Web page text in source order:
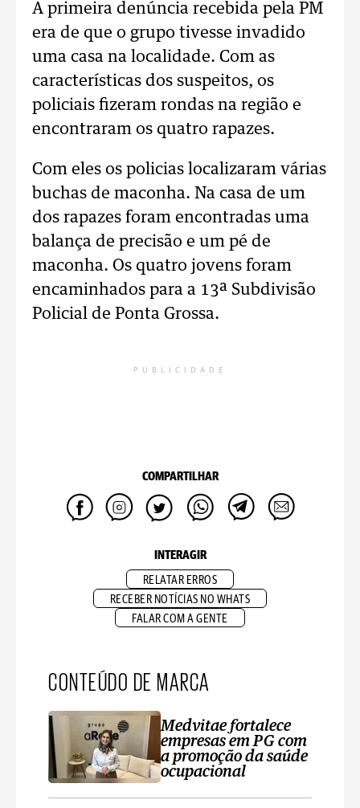
A primeira denúncia recebida pela PM
era de que o grupo tivesse invadido
uma casa na localidade. Com as
características dos suspeitos, os
policiais fizeram rondas na região e
encontraram os quatro rapazes.
Com eles os policias localizaram várias
buchas de maconha. Na casa de um
dos rapazes foram encontradas uma
balança de precisão e um pé de
maconha. Os quatro jovens foram
encaminhados para a 13ª Subdivisão
Policial de Ponta Grossa.
PUBLICIDADE
COMPARTILHAR
INTERAGIR
RELATAR ERROS
RECEBER NOTÍCIAS NO WHATS
FALAR COM A GENTE
CONTEÚDO DE MARCA
Medvitae fortalece
empresas em PG com
a promoção da saúde
ocupacional